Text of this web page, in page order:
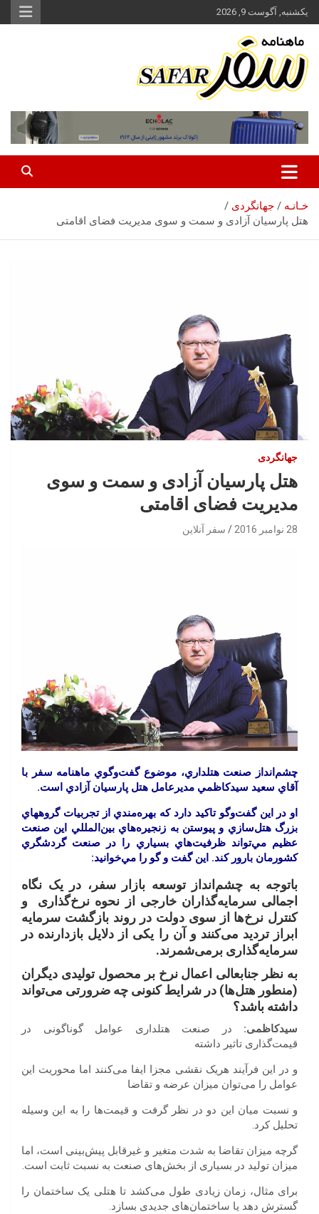
محتوا
بروید
یکشنبه, آگوست 9, 2026
سفر آنلاین
خـانـه
جهانگردی
هتل پارسیان آزادی و سمت و سوی مدیریت فضای اقامتی
جهانگردی
هتل پارسیان آزادی و سمت و سوی
مدیریت فضای اقامتی
28 نوامبر 2016 سفر آنلاین
چشم انداز صنعت هتلداري، موضوع گفتوگوي ماهنامه سفر با
آقاي سعيد سيدكاظمي مديرعامل هتل پارسيان آزادي است.
او در اين گفتوگو تاكيد دارد كه بهرهمندي از تجربيات گروههاي
بزرگ هتلسازي و پيوستن به زنجيرههاي بين المللي اين صنعت
عظيم ميتواند ظرفيتهاي بسياري را در صنعت گردشگري
كشورمان بارور كند. اين گفت و گو را ميخوانيد:
باتوجه به چشم انداز توسعه بازار سفر، در یک نگاه
اجمالی سرمایهگذاران خارجی از نحوه نرخگذاری
و
کنترل نرخها از سوی دولت در روند بازگشت سرمایه
ابراز تردید میکنند و آن را یکی از دلایل بازدارنده در
سرمایهگذاری برمیشمرند.
به نظر جنابعالی اعمال نرخ بر محصول تولیدی دیگران
(منطور هتلها) در شرایط کنونی چه ضرورتی میتواند
داشته باشد؟
سیدکاظمی: در صنعت هتلداری عوامل گوناگونی در
قیمت‌گذاری تاثیر داشته
و در این فرآیند هریک نقشی مجزا ایفا می‌کنند اما محوریت این
عوامل را می‌توان میزان عرضه و تقاضا
و نسبت میان این دو در نظر گرفت و قیمت‌ها را به این وسیله
تحلیل کرد.
گرچه میزان تقاضا به شدت متغیر و غیرقابل پیش‌بینی است، اما
میزان تولید در بسیاری از بخش‌های صنعت به‌ نسبت ثابت است.
برای مثال، زمان زیادی طول می‌کشد تا هتلی یک ساختمان را
گسترش دهد یا ساختمان‌های جدیدی بسازد.